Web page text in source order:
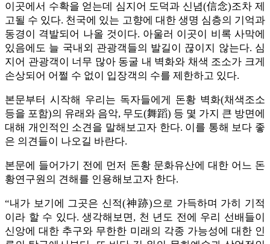
이곳에서 수확을 얻는데 심지어 도덕과 신념(信念)조차 제
고될 수 있다. 천국에 있는 고향에 대한 생명 심층의 기억과
동경이 격발되어 나올 것이다. 아울러 이곳이 비록 사막에
있음에도 늘 국내외 관광객들의 발길이 끊이지 않는다. 심
지어 관광객이 너무 많아 동굴 내 벽화와 채색 조소가 크게
손상되어 어쩔 수 없이 입장객의 수를 제한하고 있다.
본문부터 시작해 우리는 독자들에게 돈황 벽화(채색조소
등을 포함)의 유래와 음악, 무도(舞蹈) 등 몇 가지 큰 방면에
대해 개인적인 소견을 말해보고자 한다. 이를 통해 보다 좋
은 의견들이 나오길 바란다.
본문에 들어가기 전에 먼저 돈황 문화유산에 대한 어느 돈
황연구원의 견해를 인용해보고자 한다.
“내가 보기에 그곳은 신적(神跡)으로 가득하며 가히 기적
이라 할 수 있다. 생각해보면, 천 년도 전에 우리 선배들이
신앙에 대한 추구와 무한한 미래의 각종 가능성에 대한 인